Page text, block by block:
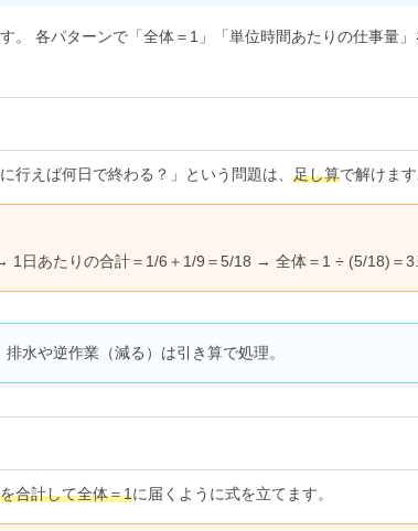
。 各パターンで「全体＝1」「単位時間あたりの仕事量
行えば何日で終わる？」という問題は、 足し算で解けます
1日あたりの合計＝1/6＋1/9＝5/18 → 全体＝1 ÷ (5/18)＝
水や逆作業（減る）は引き算で処理。
合計して全体＝1に届くように式を立てます。